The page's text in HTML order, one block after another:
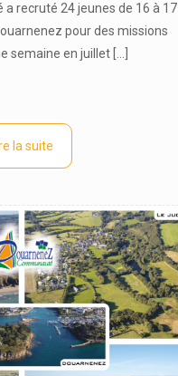
recruté 24 jeunes de 16 à 17
pour des missions
semaine en juillet[…]
la suite